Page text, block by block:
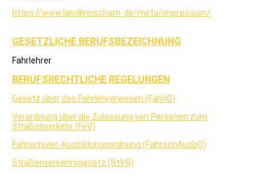
D1E
UNS
TOM
Ausbildungsvideos
To.P.
To.P.
FAHRSCHÜLER
https://www.landkreischam. de/meta/impressum/
GESETZLICHE BERUFSBEZEICHNUNG
Fahrlehrer
BERUFSRECHTLICHE REGELUNGEN
Gesetz über das Fahrlehrerwesen (FahrlG)
Verordnung über die Zulassung von Personen zum
Straßenverkehr (FeV)
Fahrschüler-Ausbildungsordnung (FahrschAusbO)
Straßenverkehrsgesetz (StVG)